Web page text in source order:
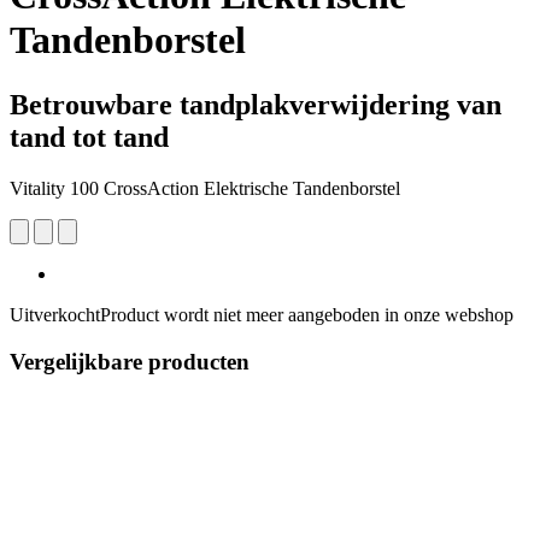
Tandenborstel
Betrouwbare tandplakverwijdering van
tand tot tand
Vitality 100 CrossAction Elektrische Tandenborstel
UitverkochtProduct wordt niet meer aangeboden in onze webshop
Vergelijkbare producten